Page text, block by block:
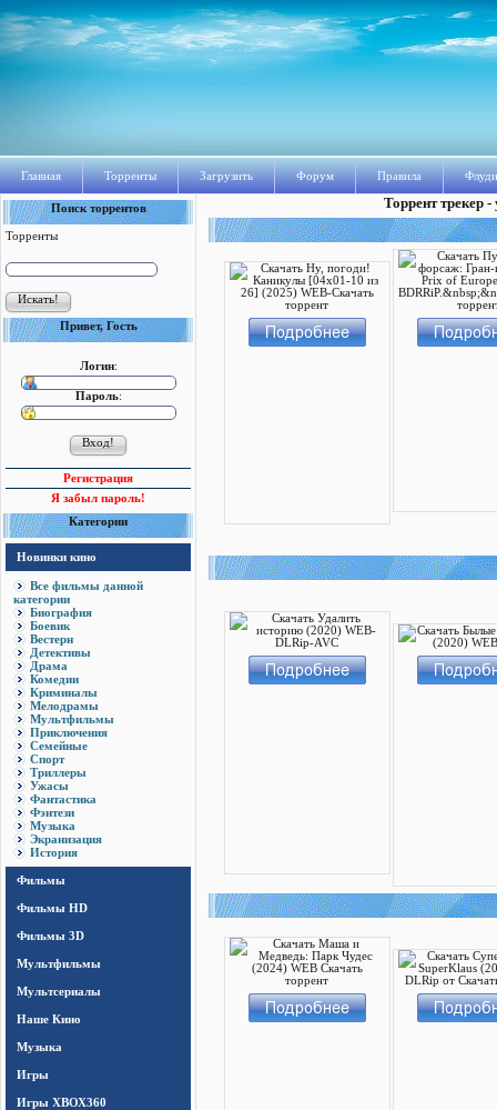
Главная Торренты Загрузить Форум Правила
Поиск торрентов
Торренты
Привет, Гость
Логин:
Пароль:
Регистрация
Я забыл пароль!
Категории
Новинки кино
Все фильмы данной
категории
Биография
Боевик
Вестерн
Детективы
Драма
Комедии
Криминалы
Мелодрамы
Мультфильмы
Приключения
Семейные
Спорт
Триллеры
Ужасы
Фантастика
Фэнтези
Музыка
Экранизация
История
Фильмы
Фильмы HD
Фильмы 3D
Мультфильмы
Мультсериалы
Наше Кино
Музыка
Игры
Игры ХВОХ360
Торрент трекер